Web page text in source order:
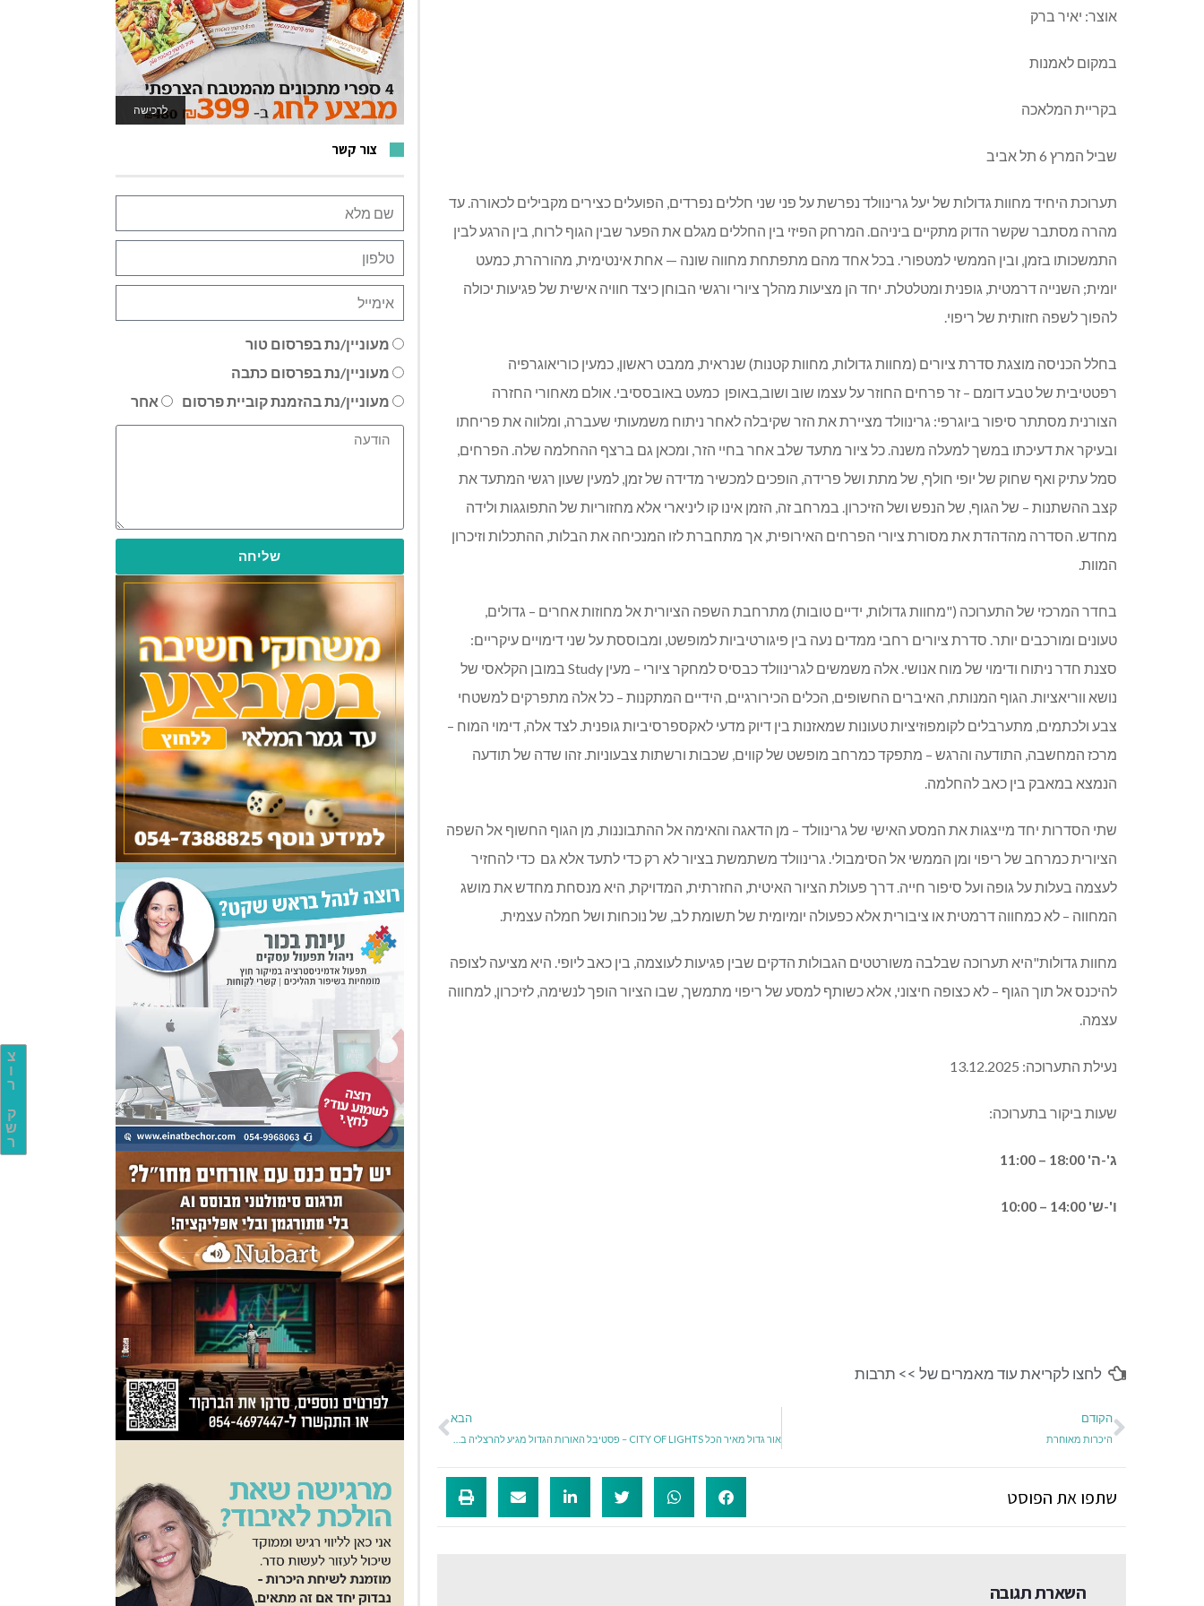
צ
ו
ר
ק
ש
ר
אוצר: יאיר ברק
במקום לאמנות
בקריית המלאכה
שביל המרץ 6 תל אביב
תערוכת היחיד מחוות גדולות של יעל גרינוולד נפרשת על פני שני חללים נפרדים, הפועלים כצירים מקבילים לכאורה. עד
מהרה מסתבר שקשר הדוק מתקיים ביניהם. המרחק הפיזי בין החללים מגלם את הפער שבין הגוף לרוח, בין הרגע לבין
התמשכותו בזמן, ובין הממשי למטפורי. בכל אחד מהם מתפתחת מחווה שונה — אחת אינטימית, מהורהרת, כמעט
יומית; השנייה דרמטית, גופנית ומטלטלת. יחד הן מציעות מהלך ציורי ורגשי הבוחן כיצד חוויה אישית של פגיעות יכולה
להפוך לשפה חזותית של ריפוי.
בחלל הכניסה מוצגת סדרת ציורים (מחוות גדולות, מחוות קטנות) שנראית, ממבט ראשון, כמעין כוריאוגרפיה
רפטטיבית של טבע דומם – זר פרחים החוזר על עצמו שוב ושוב,באופן כמעט באובססיבי. אולם מאחורי החזרה
הצורנית מסתתר סיפור ביוגרפי: גרינוולד מציירת את הזר שקיבלה לאחר ניתוח משמעותי שעברה, ומלווה את פריחתו
ובעיקר את דעיכתו במשך למעלה משנה. כל ציור מתעד שלב אחר בחיי הזר, ומכאן גם ברצף ההחלמה שלה. הפרחים,
סמל עתיק ואף שחוק של יופי חולף, של מתת ושל פרידה, הופכים למכשיר מדידה של זמן, למעין שעון רגשי המתעד את
קצב ההשתנות – של הגוף, של הנפש ושל הזיכרון. במרחב זה, הזמן אינו קו ליניארי אלא מחזוריות של התפוגגות ולידה
מחדש. הסדרה מהדהדת את מסורת ציורי הפרחים האירופית, אך מתחברת לזו המנכיחה את הבלות, ההתכלות וזיכרון
המוות.
בחדר המרכזי של התערוכה ("מחוות גדולות, ידיים טובות) מתרחבת השפה הציורית אל מחוזות אחרים – גדולים,
טעונים ומורכבים יותר. סדרת ציורים רחבי ממדים נעה בין פיגורטיביות למופשט, ומבוססת על שני דימויים עיקריים:
סצנת חדר ניתוח ודימוי של מוח אנושי. אלה משמשים לגרינוולד כבסיס למחקר ציורי – מעין Study במובן הקלאסי של
נושא ווריאציות. הגוף המנותח, האיברים החשופים, הכלים הכירורגיים, הידיים המתקנות – כל אלה מתפרקים למשטחי
צבע ולכתמים, מתערבלים לקומפוזיציות טעונות שמאזנות בין דיוק מדעי לאקספרסיביות גופנית. לצד אלה, דימוי המוח –
מרכז המחשבה, התודעה והרגש – מתפקד כמרחב מופשט של קווים, שכבות ורשתות צבעוניות. זהו שדה של תודעה
הנמצא במאבק בין כאב להחלמה.
שתי הסדרות יחד מייצגות את המסע האישי של גרינוולד – מן הדאגה והאימה אל ההתבוננות, מן הגוף החשוף אל השפה
הציורית כמרחב של ריפוי ומן הממשי אל הסימבולי. גרינוולד משתמשת בציור לא רק כדי לתעד אלא גם כדי להחזיר
לעצמה בעלות על גופה ועל סיפור חייה. דרך פעולת הציור האיטית, החזרתית, המדויקת, היא מנסחת מחדש את מושג
המחווה – לא כמחווה דרמטית או ציבורית אלא כפעולה יומיומית של תשומת לב, של נוכחות ושל חמלה עצמית.
מחוות גדולות"היא תערוכה שבלבה משורטטים הגבולות הדקים שבין פגיעות לעוצמה, בין כאב ליופי. היא מציעה לצופה
להיכנס אל תוך הגוף – לא כצופה חיצוני, אלא כשותף למסע של ריפוי מתמשך, שבו הציור הופך לנשימה, לזיכרון, למחווה
עצמה.
נעילת התערוכה: 13.12.2025
שעות ביקור בתערוכה:
ג'-ה' 18:00 – 11:00
ו'-ש' 14:00 – 10:00
לחצו לקריאת עוד מאמרים של >> תרבות
הקודם
היכרות מאוחרת
הבא
שתפו את הפוסט
השארת תגובה
לרכישה
לאתר המשחקים
צור קשר
מעוניין/נת בפרסום טור
מעוניין/נת בפרסום כתבה
מעוניין/נת בהזמנת קוביית פרסום
אחר
שליחה